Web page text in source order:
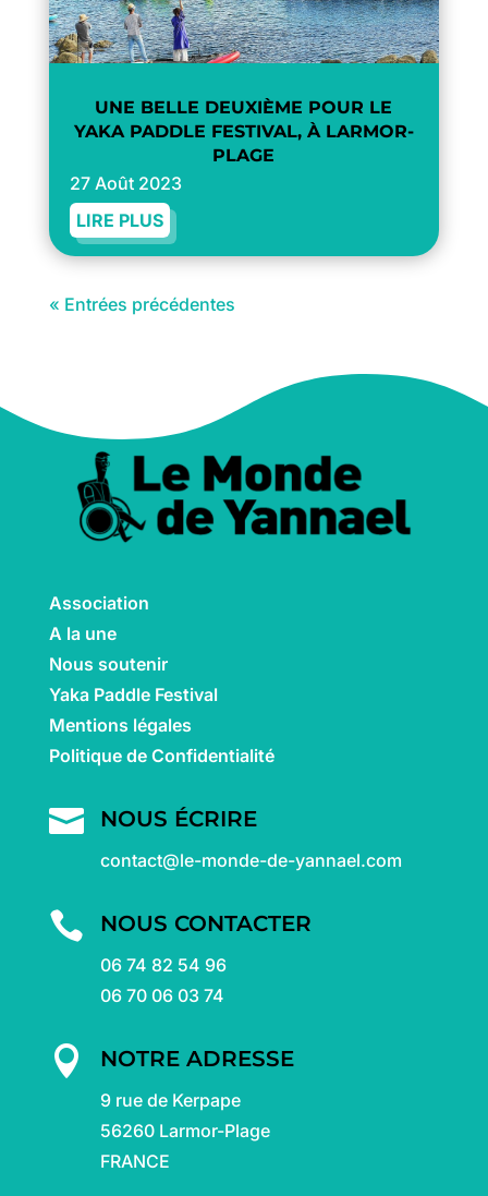
UNE BELLE DEUXIÈME POUR LE
YAKA PADDLE FESTIVAL, À LARMOR-
PLAGE
27 Août 2023
LIRE PLUS
« Entrées précédentes
Association
A la une
Nous soutenir
Yaka Paddle Festival
Mentions légales
Politique de Confidentialité
 NOUS ÉCRIRE
contact@le-monde-de-yannael.com
 NOUS CONTACTER
06 74 82 54 96
06 70 06 03 74
 NOTRE ADRESSE
9 rue de Kerpape
56260 Larmor-Plage
FRANCE